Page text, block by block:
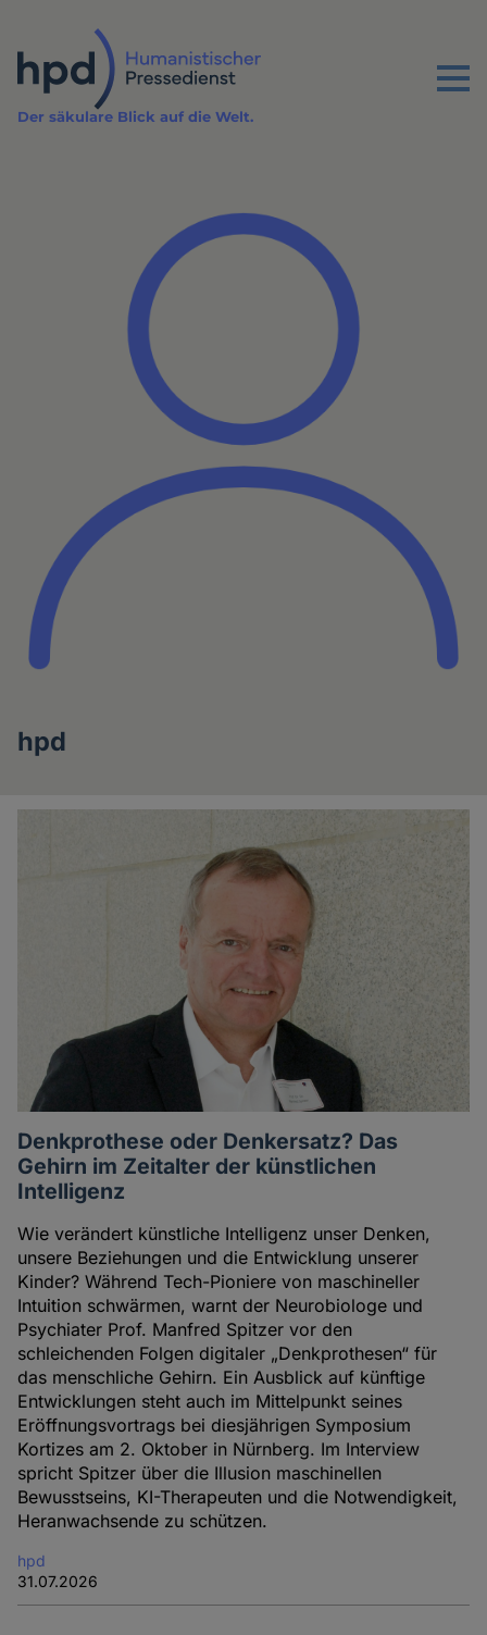
Inhalt
Menu
Der säkulare Blick auf die Welt.
hpd
Denkprothese oder Denkersatz? Das
Gehirn im Zeitalter der künstlichen
Intelligenz
Wie verändert künstliche Intelligenz unser Denken,
unsere Beziehungen und die Entwicklung unserer
Kinder? Während Tech-Pioniere von maschineller
Intuition schwärmen, warnt der Neurobiologe und
Psychiater Prof. Manfred Spitzer vor den
schleichenden Folgen digitaler „Denkprothesen“ für
das menschliche Gehirn. Ein Ausblick auf künftige
Entwicklungen steht auch im Mittelpunkt seines
Eröffnungsvortrags bei diesjährigen Symposium
Kortizes am 2. Oktober in Nürnberg. Im Interview
spricht Spitzer über die Illusion maschinellen
Bewusstseins, KI-Therapeuten und die Notwendigkeit,
Heranwachsende zu schützen.
hpd
31.07.2026